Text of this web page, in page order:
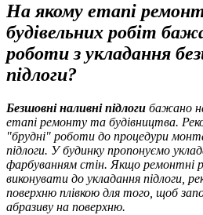
На якому етапі
будівельних робіт
роботи з укладання
підлоги?
Безшовні наливні підлоги бажано
етапі ремонту та будівництва.
"брудні" роботи до процедури
підлоги. У будинку пропонуємо
фарбуванням стін. Якщо ремонтні
виконувати до укладання підлоги,
поверхню плівкою для того, щоб
абразиву на поверхню.